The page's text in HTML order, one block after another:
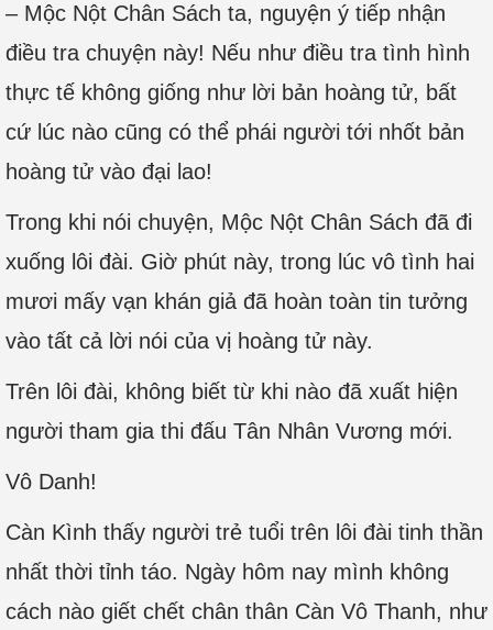
– Mộc Nột Chân Sách ta, nguyện ý tiếp nhận
điều tra chuyện này! Nếu như điều tra tình hình
thực tế không giống như lời bản hoàng tử, bất
cứ lúc nào cũng có thể phái người tới nhốt bản
hoàng tử vào đại lao!
Trong khi nói chuyện, Mộc Nột Chân Sách đã đi
xuống lôi đài. Giờ phút này, trong lúc vô tình hai
mươi mấy vạn khán giả đã hoàn toàn tin tưởng
vào tất cả lời nói của vị hoàng tử này.
Trên lôi đài, không biết từ khi nào đã xuất hiện
người tham gia thi đấu Tân Nhân Vương mới.
Vô Danh!
Càn Kình thấy người trẻ tuổi trên lôi đài tinh thần
nhất thời tỉnh táo. Ngày hôm nay mình không
cách nào giết chết chân thân Càn Vô Thanh, như